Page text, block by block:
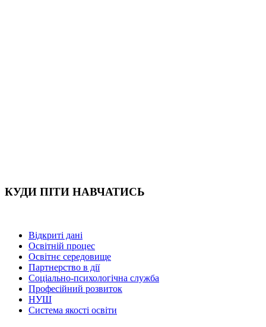
КУДИ ПІТИ НАВЧАТИСЬ
Відкриті дані
Освітній процес
Освітнє середовище
Партнерство в дії
Соціально-психологічна служба
Професійний розвиток
НУШ
Система якості освіти